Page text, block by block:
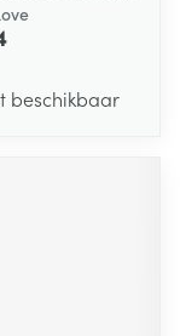
beschikbaar